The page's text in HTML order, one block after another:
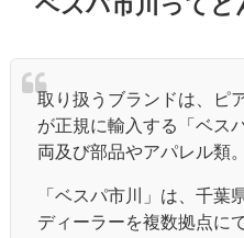
取り扱うブランドは、ピ
が正規に輸入する「ベス
両及び部品やアパレル類。
「ベスパ市川」は、千葉
ディーラーを複数拠点に